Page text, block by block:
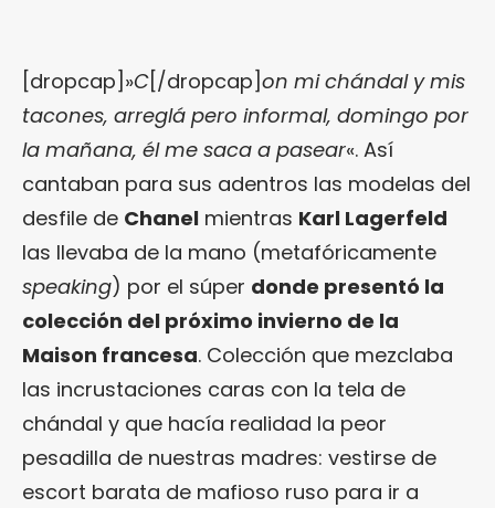
[dropcap]»C[/dropcap]on mi chándal y mis
tacones, arreglá pero informal, domingo por
la mañana, él me saca a pasear«. Así
cantaban para sus adentros las modelas del
desfile de Chanel mientras Karl Lagerfeld
las llevaba de la mano (metafóricamente
speaking) por el súper donde presentó la
colección del próximo invierno de la
Maison francesa. Colección que mezclaba
las incrustaciones caras con la tela de
chándal y que hacía realidad la peor
pesadilla de nuestras madres: vestirse de
escort barata de mafioso ruso para ir a